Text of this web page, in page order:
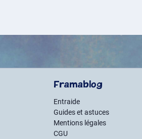
Framablog
Entraide
Guides et astuces
Mentions légales
CGU